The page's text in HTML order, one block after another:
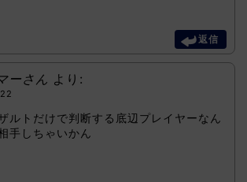
返信
ーさん より:
ルトだけで判断する底辺プレイヤーなん
手しちゃいかん